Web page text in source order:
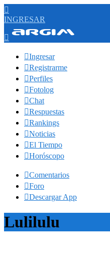

INGRESAR

Ingresar
Registrarme
Perfiles
Fotolog
Chat
Respuestas
Rankings
Noticias
El Tiempo
Horóscopo
Comentarios
Foro
Descargar App
Lulilulu